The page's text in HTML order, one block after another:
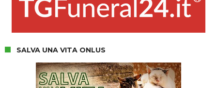
SALVA UNA VITA ONLUS